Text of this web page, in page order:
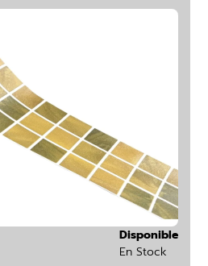
Disponible
En Stock